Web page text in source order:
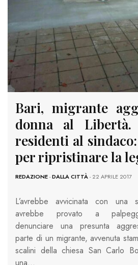
Bari, migrante
donna al
residenti al
per ripristinare la
REDAZIONE-DALLA CITTÀ- 22 APRILE 2017
L’avrebbe avvicinata con una
avrebbe provato a
denunciare una presunta
parte di un migrante, avvenuta
scalini della chiesa San Carlo
una…